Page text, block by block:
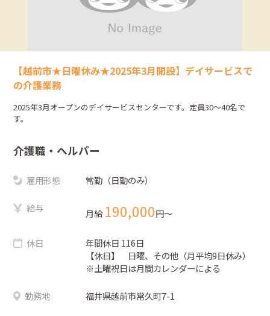
【越前市★日曜休み★2025年3月開設】デイサービスで
の介護業務
2025年3月オープンのデイサービスセンターです。定員30～40名で
す。
介護職・ヘルパー
雇用形態 常勤（日勤のみ）
給与 月給 190,000円〜
休日
年間休日 116日
【休日】 日曜、その他（月平均9日休み）
※土曜祝日は月間カレンダーによる
勤務地 福井県越前市常久町7-1